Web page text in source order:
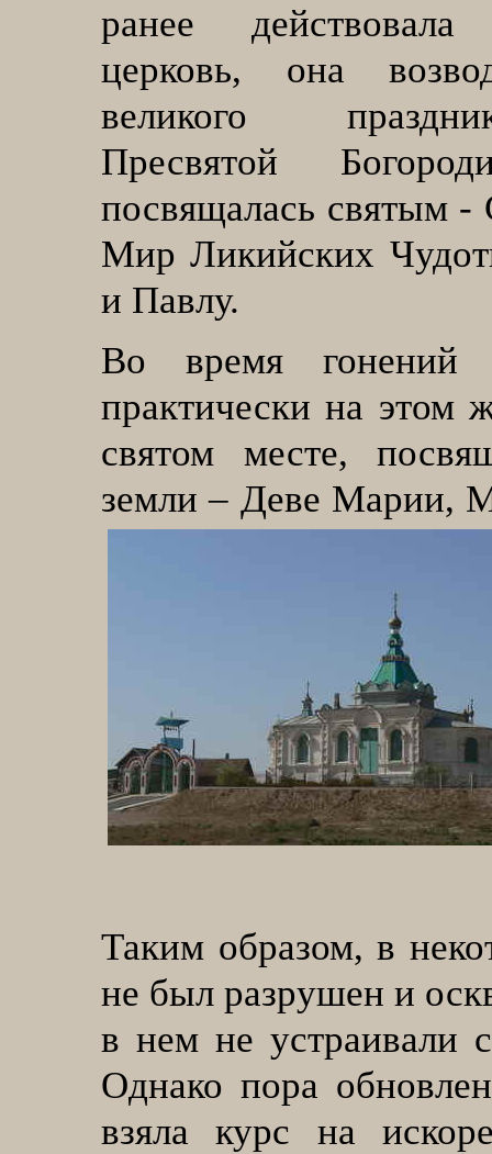
ранее действовала
церковь, она
великого
Пресвятой
посвящалась святым
Мир Ликийских
и Павлу.
Во время гонений
практически на этом
святом месте,
земли – Деве Марии,
Таким образом, в
не был разрушен и
в нем не устраивали
Однако пора
взяла курс на